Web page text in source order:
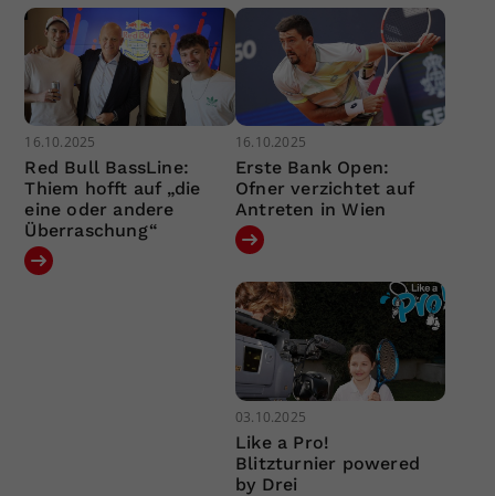
16.10.2025
Red Bull BassLine:
Thiem hofft auf „die
eine oder andere
Überraschung“
16.10.2025
Erste Bank Open:
Ofner verzichtet auf
Antreten in Wien
03.10.2025
Like a Pro!
Blitzturnier powered
by Drei